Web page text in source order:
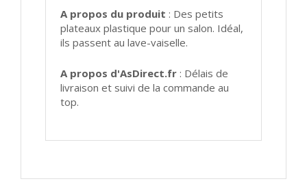
A propos du produit : Des petits
plateaux plastique pour un salon. Idéal,
ils passent au lave-vaiselle.
A propos d'AsDirect.fr : Délais de
livraison et suivi de la commande au
top.